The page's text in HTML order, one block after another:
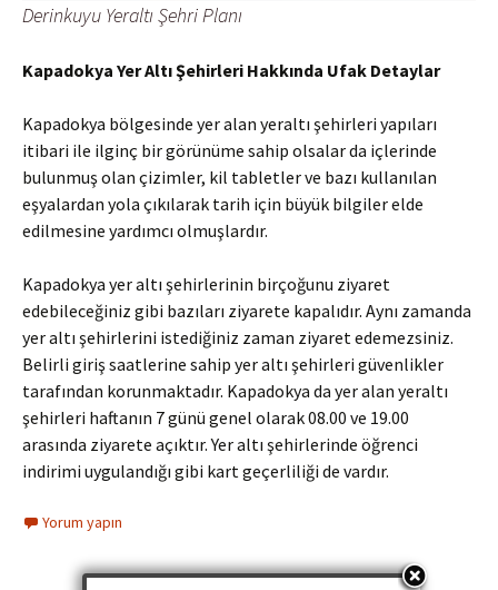
Derinkuyu Yeraltı Şehri Planı
Kapadokya Yer Altı Şehirleri Hakkında Ufak Detaylar
Kapadokya bölgesinde yer alan yeraltı şehirleri yapıları
itibari ile ilginç bir görünüme sahip olsalar da içlerinde
bulunmuş olan çizimler, kil tabletler ve bazı kullanılan
eşyalardan yola çıkılarak tarih için büyük bilgiler elde
edilmesine yardımcı olmuşlardır.
Kapadokya yer altı şehirlerinin birçoğunu ziyaret
edebileceğiniz gibi bazıları ziyarete kapalıdır. Aynı zamanda
yer altı şehirlerini istediğiniz zaman ziyaret edemezsiniz.
Belirli giriş saatlerine sahip yer altı şehirleri güvenlikler
tarafından korunmaktadır. Kapadokya da yer alan yeraltı
şehirleri haftanın 7 günü genel olarak 08.00 ve 19.00
arasında ziyarete açıktır. Yer altı şehirlerinde öğrenci
indirimi uygulandığı gibi kart geçerliliği de vardır.
Yorum yapın